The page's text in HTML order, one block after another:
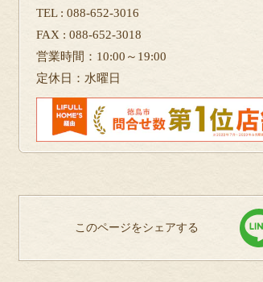
TEL : 088-652-3016
FAX : 088-652-3018
営業時間：10:00～19:00
定休日：水曜日
このページをシェアする